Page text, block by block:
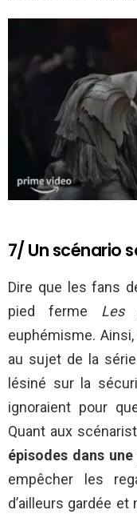
7/ Un scénario
Dire que les fans
pied ferme Les
euphémisme.
au sujet de la
lésiné sur la
ignoraient pour
Quant aux
épisodes dans
empêcher les
d’ailleurs gardée et